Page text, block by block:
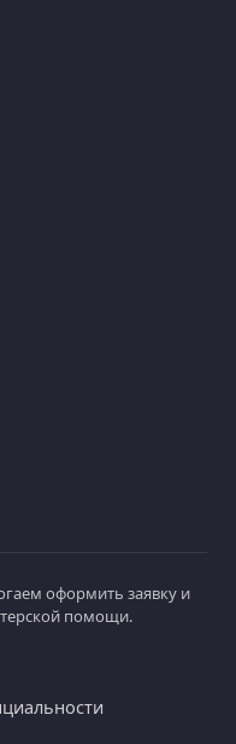
оформить заявку и
помощи.